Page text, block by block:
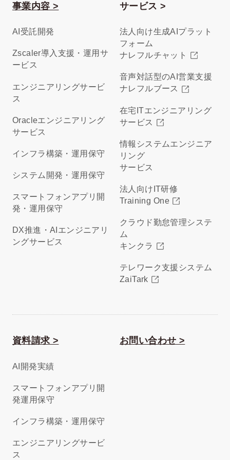
事業内容 >
AI受託開発
Zscaler導入支援・運用サ
ービス
エンジニアリングサービ
ス
Oracleエンジニアリング
サービス
インフラ構築・運用保守
システム開発・運用保守
スマートフォンアプリ開
発・運用保守
DX推進・AIエンジニアリ
ングサービス
サービス >
法人向け生成AIプラット
フォーム
ナレフルチャット
音声対話型のAI営業支援
ナレフルブース
在宅ITエンジニアリング
サービス
情報システムエンジニア
リング
サービス
法人向けIT研修
Training One
クラウド勤怠管理システ
ム
キンクラ
テレワーク支援システム
ZaiTark
資料請求 >
AI開発実績
スマートフォンアプリ開
発運用保守
インフラ構築・運用保守
エンジニアリングサービ
ス
お問い合わせ >